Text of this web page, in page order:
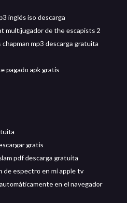
inglés iso descarga
multijugador de the escapists 2
mp3 descarga gratuita
pagado apk gratis
gratis
pdf descarga gratuita
de espectro en mi apple tv
en el navegador